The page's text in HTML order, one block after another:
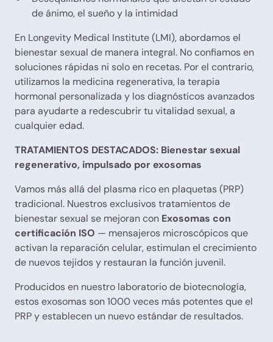
de ánimo, el sueño y la intimidad
En Longevity Medical Institute (LMI), abordamos el
bienestar sexual de manera integral. No confiamos en
soluciones rápidas ni solo en recetas. Por el contrario,
utilizamos la medicina regenerativa, la terapia
hormonal personalizada y los diagnósticos avanzados
para ayudarte a redescubrir tu vitalidad sexual, a
cualquier edad.
TRATAMIENTOS DESTACADOS: Bienestar sexual
regenerativo, impulsado por exosomas
Vamos más allá del plasma rico en plaquetas (PRP)
tradicional. Nuestros exclusivos tratamientos de
bienestar sexual se mejoran con Exosomas con
certificación ISO — mensajeros microscópicos que
activan la reparación celular, estimulan el crecimiento
de nuevos tejidos y restauran la función juvenil.
Producidos en nuestro laboratorio de biotecnología,
estos exosomas son 1000 veces más potentes que el
PRP y establecen un nuevo estándar de resultados.